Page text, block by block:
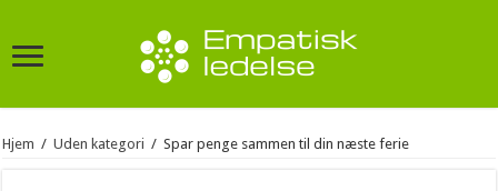
Hjem / Uden kategori / Spar penge sammen til din næste ferie